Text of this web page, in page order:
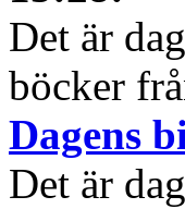
Det är
böcker
Dagens
Det är